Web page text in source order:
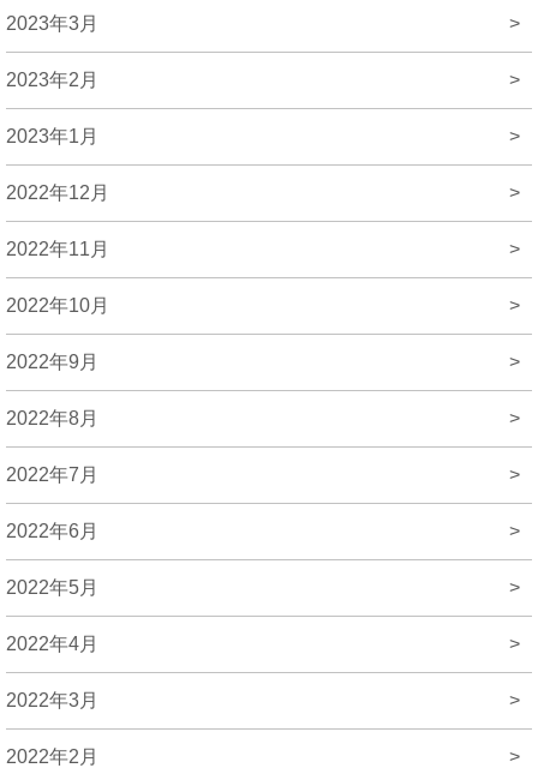
2023年3月 >
2023年2月 >
2023年1月 >
2022年12月 >
2022年11月 >
2022年10月 >
2022年9月 >
2022年8月 >
2022年7月 >
2022年6月 >
2022年5月 >
2022年4月 >
2022年3月 >
2022年2月 >